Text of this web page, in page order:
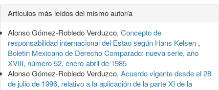
Detalles
del
artículo
Artículos más leídos del mismo autor/a
Alonso Gómez-Robledo Verduzco, Concepto de
responsabilidad internacional del Estao según Hans Kelsen ,
Boletín Mexicano de Derecho Comparado: nueva serie, año
XVIII, número 52, enero-abril de 1985
Alonso Gómez-Robledo Verduzco, Acuerdo vigente desde el 28
de julio de 1996, relativo a la aplicación de la parte XI de la